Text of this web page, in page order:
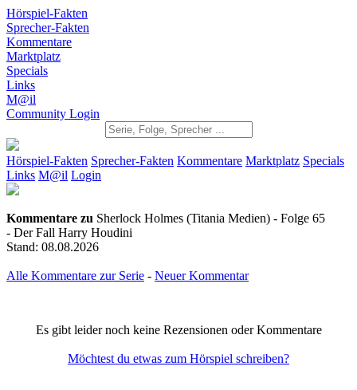
Hörspiel-Fakten
Sprecher-Fakten
Kommentare
Marktplatz
Specials
Links
M@il
Community Login
Hörspiel-Fakten Sprecher-Fakten Kommentare Marktplatz Specials
Links M@il Login
Kommentare zu Sherlock Holmes (Titania Medien) - Folge 65
- Der Fall Harry Houdini
Stand: 08.08.2026
Alle Kommentare zur Serie - Neuer Kommentar
Es gibt leider noch keine Rezensionen oder Kommentare
Möchtest du etwas zum Hörspiel schreiben?